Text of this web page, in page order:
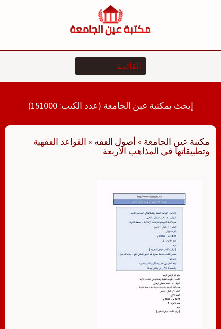
إبحث بمكتبة عين الجامعة (عدد الكتب: 151000)
مكتبة عين الجامعة » أصول الفقه » القواعد الفقهية
وتطبيقاتها في المذاهب الأربعة